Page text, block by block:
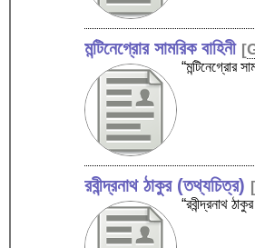
মন্টিনেগ্রোর সামরিক বাহিনী [
“মন্টিনেগ্রোর
রবীন্দ্রনাথ ঠাকুর (তথ্যচিত্র)
“রবীন্দ্রনাথ